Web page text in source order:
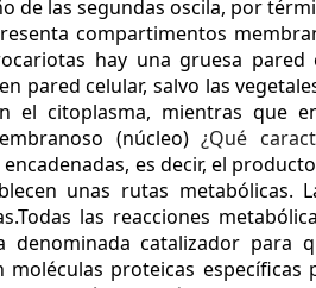
de las segundas oscila, por
compartimentos
hay una gruesa pared
pared celular, salvo las
el citoplasma, mientras que
(núcleo)¿Qué
es decir, el
unas rutas metabólicas.
Todas las reacciones
catalizador para
proteicas específicas